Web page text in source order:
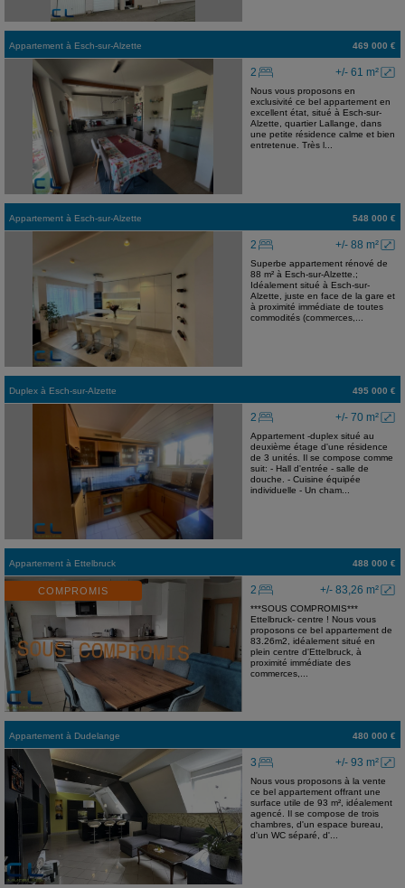
Appartement à Esch-sur-Alzette 469 000 €
+/- 61 m²
2
Nous vous proposons en
exclusivité ce bel appartement en
excellent état, situé à Esch-sur-
Alzette, quartier Lallange, dans
une petite résidence calme et bien
entretenue. Très l...
Appartement à Esch-sur-Alzette 548 000 €
+/- 88 m²
2
Superbe appartement rénové de
88 m² à Esch-sur-Alzette.;
Idéalement situé à Esch-sur-
Alzette, juste en face de la gare et
à proximité immédiate de toutes
commodités (commerces,...
Duplex à Esch-sur-Alzette 495 000 €
+/- 70 m²
2
Appartement -duplex situé au
deuxième étage d'une résidence
de 3 unités. Il se compose comme
suit: - Hall d'entrée - salle de
douche. - Cuisine équipée
individuelle - Un cham...
Appartement à Ettelbruck 488 000 €
COMPROMIS +/- 83,26 m²
2
***SOUS COMPROMIS***
Ettelbruck- centre ! Nous vous
proposons ce bel appartement de
83.26m2, idéalement situé en
plein centre d'Ettelbruck, à
proximité immédiate des
commerces,...
Appartement à Dudelange 480 000 €
+/- 93 m²
3
Nous vous proposons à la vente
ce bel appartement offrant une
surface utile de 93 m², idéalement
agencé. Il se compose de trois
chambres, d'un espace bureau,
d'un WC séparé, d'...